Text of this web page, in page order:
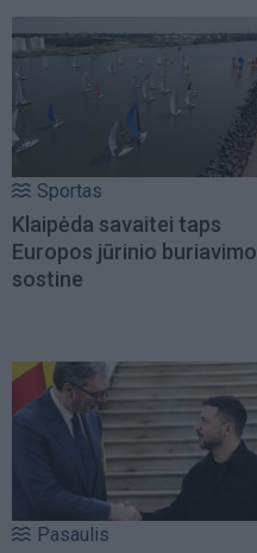
Sportas
Klaipėda savaitei taps
Europos jūrinio buriavimo
sostine
Pasaulis